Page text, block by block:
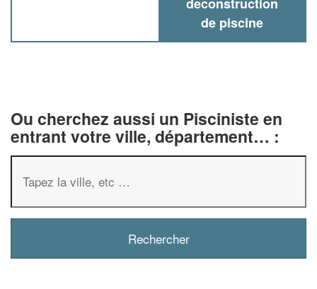
de piscine
Ou cherchez aussi un Pisciniste en
entrant votre ville, département… :
Vous êtes un